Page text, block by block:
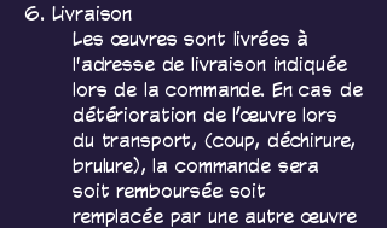
6. Livraison
Les œuvres sont livrées à
l'adresse de livraison indiquée
lors de la commande. En cas de
détérioration de l’œuvre lors
du transport, (coup, déchirure,
brulure), la commande sera
soit remboursée soit
remplacée par une autre œuvre